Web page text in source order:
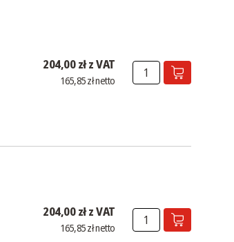
204,00 zł z VAT
165,85 zł netto
204,00 zł z VAT
165,85 zł netto